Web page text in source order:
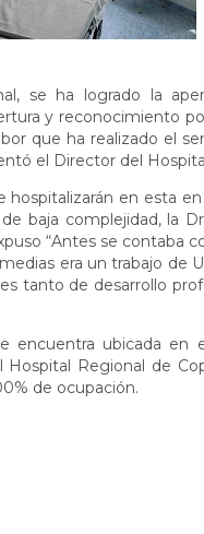
se ha logrado la
y reconocimiento
que ha realizado el
el Director del
hospitalizarán en esta
baja complejidad, la
“Antes se contaba
era un trabajo de
tanto de desarrollo
encuentra ubicada en
Hospital Regional de
de ocupación.